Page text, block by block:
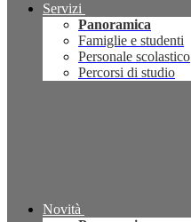
Servizi
Panoramica
Famiglie e studenti
Personale scolastico
Percorsi di studio
Novità